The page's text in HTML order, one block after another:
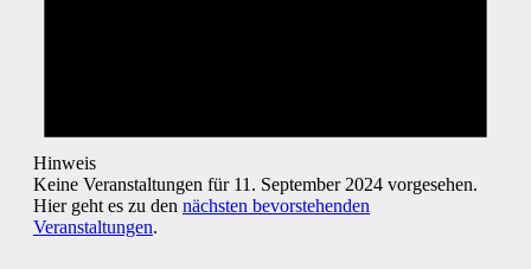
Hinweis
Keine Veranstaltungen für 11. September 2024 vorgesehen.
Hier geht es zu den nächsten bevorstehenden
Veranstaltungen.